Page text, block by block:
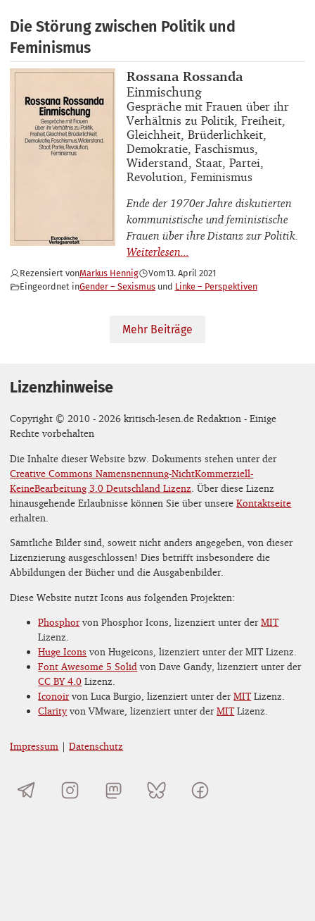
Die Störung zwischen Politik und
Feminismus
Buchautor_innen
Rossana Rossanda
Buchtitel
Einmischung
Buchuntertitel
Gespräche mit Frauen über ihr
Verhältnis zu Politik, Freiheit,
Gleichheit, Brüderlichkeit,
Demokratie, Faschismus,
Widerstand, Staat, Partei,
Revolution, Feminismus
Ende der 1970er Jahre diskutierten
kommunistische und feministische
Frauen über ihre Distanz zur Politik.
Rezensiert vonMarkus Hennig Vom13. April 2021
Eingeordnet inGender – Sexismus Linke – Perspektiven
Mehr Beiträge
Lizenzhinweise
Copyright © 2010 - 2026 kritisch-lesen.de Redaktion - Einige
Rechte vorbehalten
Die Inhalte dieser Website bzw. Dokuments stehen unter der
Creative Commons Namensnennung-NichtKommerziell-
KeineBearbeitung 3.0 Deutschland Lizenz . Über diese Lizenz
hinausgehende Erlaubnisse können Sie über unsereKontaktseite
erhalten.
Sämtliche Bilder sind, soweit nicht anders angegeben, von dieser
Lizenzierung ausgeschlossen! Dies betrifft insbesondere die
Abbildungen der Bücher und die Ausgabenbilder.
Diese Website nutzt Icons aus folgenden Projekten:
Phosphorvon Phosphor Icons, lizenziert unter derMIT
Lizenz.
Huge Icons von Hugeicons, lizenziert unter der MIT Lizenz.
Font Awesome 5 Solid von Dave Gandy, lizenziert unter der
CC BY 4.0 Lizenz.
Iconoirvon Luca Burgio, lizenziert unter derMITLizenz.
Clarityvon VMware, lizenziert unter derMITLizenz.
Impressum |Datenschutz